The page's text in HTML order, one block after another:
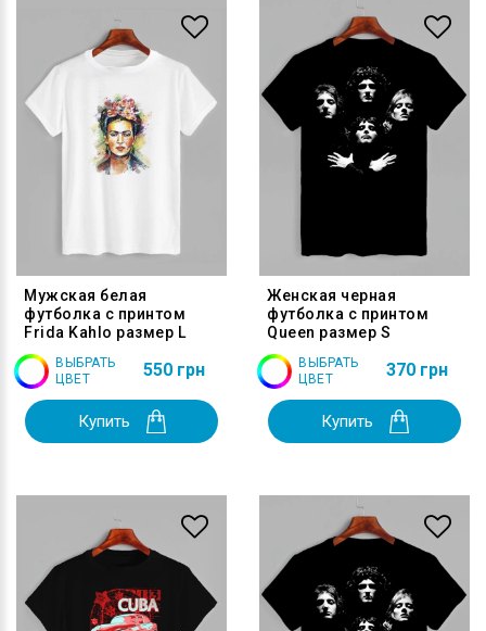
Мужская белая
футболка с принтом
Frida Kahlo размер L
ВЫБРАТЬ
ЦВЕТ
550 грн
Купить
Женская черная
футболка с принтом
Queen размер S
ВЫБРАТЬ
ЦВЕТ
370 грн
Купить